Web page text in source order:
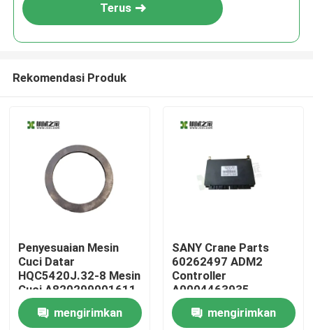
Rumah
Terus
Rekomendasi Produk
Penyesuaian Mesin
Cuci Datar
HQC5420J.32-8 Mesin
Cuci A820299001611
mengirimkan
SANY Crane Parts
60262497 ADM2
Controller
A0004463935
Mercedes-Benz
mengirimkan